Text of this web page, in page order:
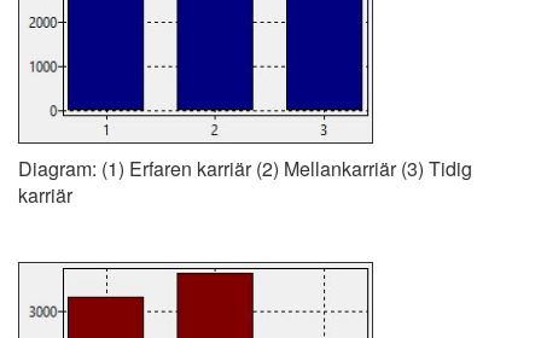
Diagram: (1) Erfaren karriär (2) Mellankarriär (3) Tidig
karriär